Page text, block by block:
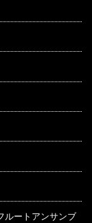
ルートアンサンブ